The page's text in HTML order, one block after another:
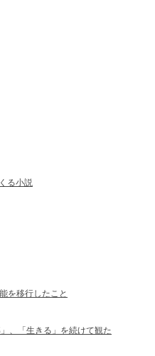
る小説
を移行したこと
、「生きる」を続けて観た